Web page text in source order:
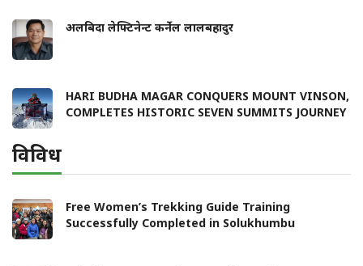
अलबिदा लेफ्टिनेन्ट कर्नेल लालबहादुर
HARI BUDHA MAGAR CONQUERS MOUNT VINSON,
COMPLETES HISTORIC SEVEN SUMMITS JOURNEY
विविध
Free Women’s Trekking Guide Training
Successfully Completed in Solukhumbu